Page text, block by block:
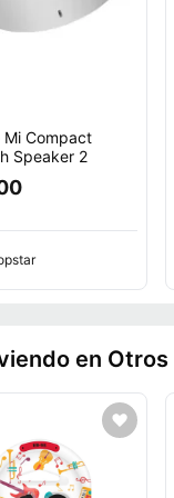
Mi Compact
Speaker 2
en Otros